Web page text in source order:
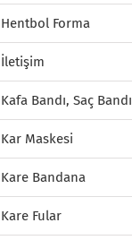
Hentbol Forma
İletişim
Kafa Bandı, Saç Bandı
Kar Maskesi
Kare Bandana
Kare Fular